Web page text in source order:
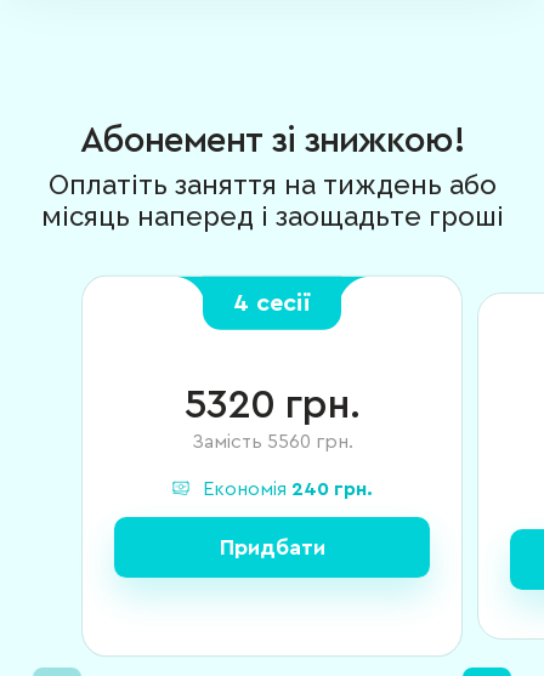
Абонемент зі знижкою!
Оплатіть заняття на тиждень або
місяць наперед і заощадьте гроші
4 сесії
5320 грн.
Замість 5560 грн.
Економія 240 грн.
Придбати